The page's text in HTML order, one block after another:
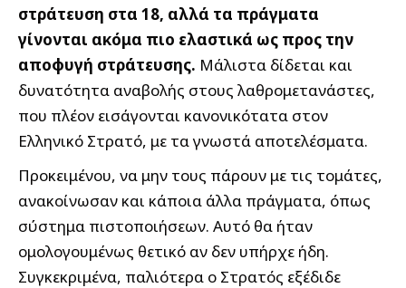
στράτευση στα 18, αλλά τα πράγματα
γίνονται ακόμα πιο ελαστικά ως προς την
αποφυγή στράτευσης. Μάλιστα δίδεται και
δυνατότητα αναβολής στους λαθρομετανάστες,
που πλέον εισάγονται κανονικότατα στον
Ελληνικό Στρατό, με τα γνωστά αποτελέσματα.
Προκειμένου, να μην τους πάρουν με τις τομάτες,
ανακοίνωσαν και κάποια άλλα πράγματα, όπως
σύστημα πιστοποιήσεων. Αυτό θα ήταν
ομολογουμένως θετικό αν δεν υπήρχε ήδη.
Συγκεκριμένα, παλιότερα ο Στρατός εξέδιδε